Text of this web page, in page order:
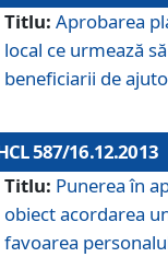
Titlu: Aprobarea
local ce urmează
beneficiarii de
587/16.12.2013
Titlu: Punerea în
obiect acordarea
favoarea